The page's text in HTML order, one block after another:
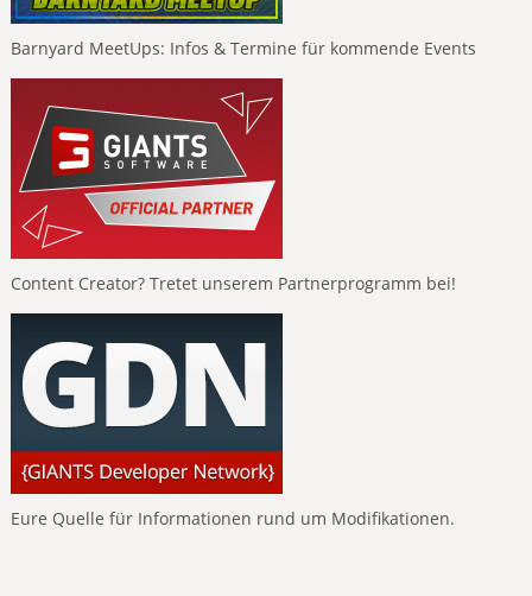
Barnyard MeetUps: Infos & Termine für kommende Events
Content Creator? Tretet unserem Partnerprogramm bei!
Eure Quelle für Informationen rund um Modifikationen.